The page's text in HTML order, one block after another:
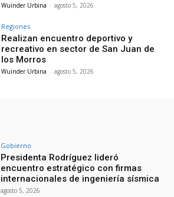
Wuinder Urbina - agosto 5, 2026
Regiones
Realizan encuentro deportivo y
recreativo en sector de San Juan de
los Morros
Wuinder Urbina - agosto 5, 2026
Gobierno
Presidenta Rodríguez lideró
encuentro estratégico con firmas
internacionales de ingeniería sísmica
agosto 5, 2026